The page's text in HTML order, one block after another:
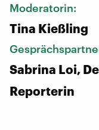
Moderatorin:
Tina Kießling
Sabrina Loi,
Reporterin